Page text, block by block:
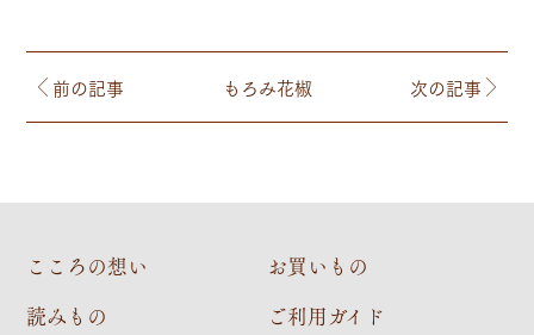
前の記事 もろみ花椒 次の記事
こころの想い
読みもの
お買いもの
ご利用ガイド